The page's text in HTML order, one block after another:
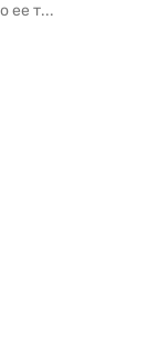
ее т...